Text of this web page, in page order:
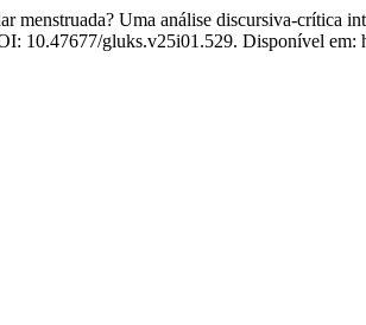
Uma análise discursiva-crítica
10.47677/gluks.v25i01.529. Disponível